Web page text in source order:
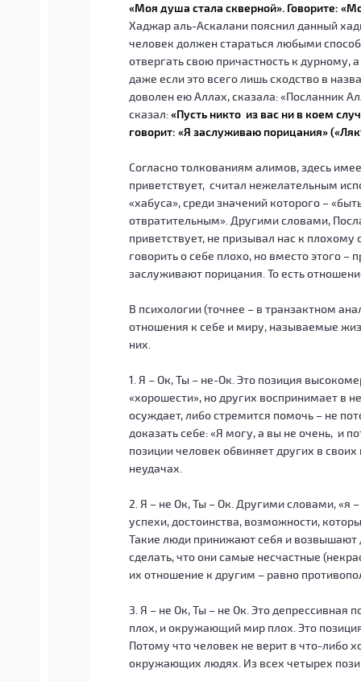
«Моя душа стала скверной». Говорите:
Хаджар аль-Аскалани пояснил данный
человек должен стараться любыми
отвергать свою причастность к
даже если это всего лишь сходство в
доволен ею Аллах, сказала: «Посланник
сказал:«Пусть никто из вас ни в коем
говорит: «Я заслуживаю порицания»
Согласно толкованиям алимов, здесь
приветствует, считал нежелательным
«хабуса», среди значений которого –
отвратительным». Другими словами,
приветствует, не призывал нас к
говорить о себе плохо, но вместо этого –
заслуживают порицания. То есть
В психологии (точнее – в транзактном
отношения к себе и миру, называемые
них.
1. Я – Ок, Ты – не-Ок. Это позиция
«хорошести», но других воспринимает в
осуждает, либо стремится помочь – не
доказать себе: «Я могу, а вы не очень, и
позиции человек обвиняет других в
неудачах.
2. Я – не Ок, Ты – Ок. Другими словами, «я
успехи, достоинства, возможности,
Такие люди принижают себя и возвышают
сделать, что они самые несчастные
их отношение к другим – равно
3. Я – не Ок, Ты – не Ок. Это депрессивная
плох, и окружающий мир плох. Это
Потому что человек не верит в что-либо
окружающих людях. Из всех четырех